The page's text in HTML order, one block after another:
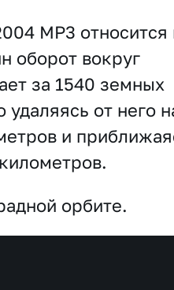
MP3 относится
оборот вокруг
за 1540 земных
от него
и
орбите.